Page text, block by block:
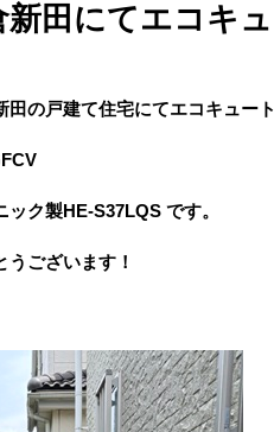
田にてエコキ
田の戸建て住宅にてエコキュー
ク製HE-S37LQS です。
うございます ！